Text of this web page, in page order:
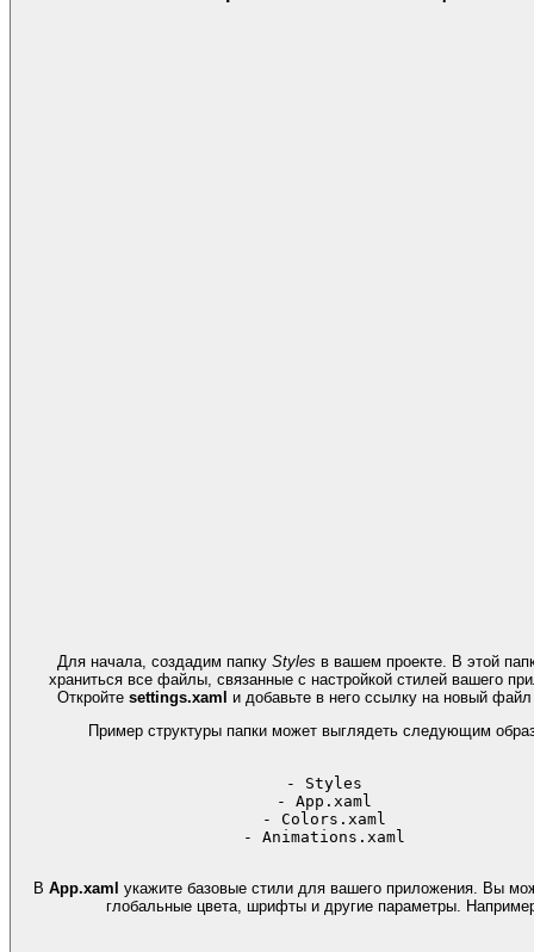
Для начала, создадим папку Styles в вашем проекте. В этой
храниться все файлы, связанные с настройкой стилей вашего
Откройте settings.xaml
и добавьте в него ссылку на новый
Пример структуры папки может выглядеть следующим
- Styles
- App.xaml
- Colors.xaml
В App.xaml укажите базовые стили для вашего приложения. Вы
глобальные цвета, шрифты и другие параметры.